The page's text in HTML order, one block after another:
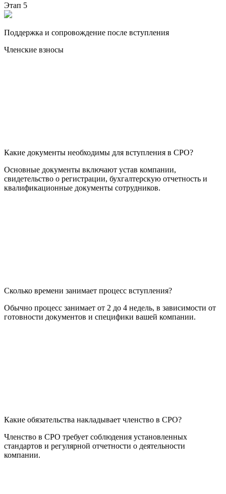
Этап 5
Поддержка и сопровождение после вступления
Членские взносы
Какие документы необходимы для вступления в СРО?
Основные документы включают устав компании,
свидетельство о регистрации, бухгалтерскую отчетность и
квалификационные документы сотрудников.
Сколько времени занимает процесс вступления?
Обычно процесс занимает от 2 до 4 недель, в зависимости от
готовности документов и специфики вашей компании.
Какие обязательства накладывает членство в СРО?
Членство в СРО требует соблюдения установленных
стандартов и регулярной отчетности о деятельности
компании.